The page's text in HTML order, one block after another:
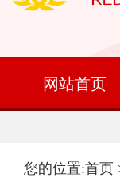
网站首页
您的位置:首页